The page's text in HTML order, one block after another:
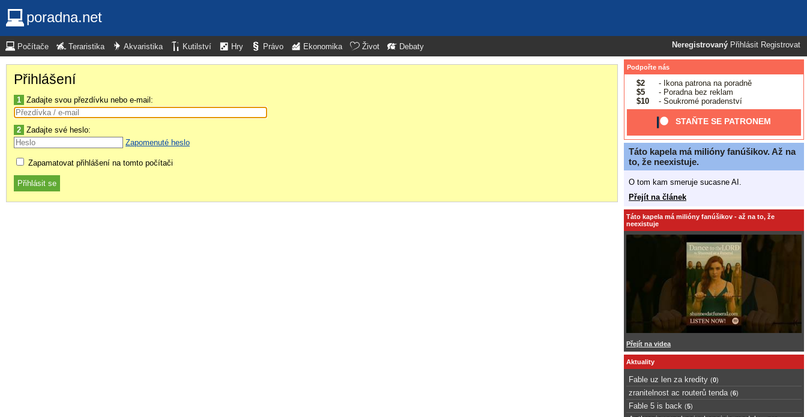
poradna.net
Neregistrovaný Přihlásit Registrovat
Počítače Teraristika Akvaristika Kutilství Hry Právo Ekonomika Život Debaty
Přihlášení
1 Zadajte svou přezdívku nebo e-mail:
2 Zadajte své heslo:
Zapomenuté heslo
Zapamatovat přihlášení na tomto počítači
Podpořte nás
$2
- Ikona patrona na poradně
$5
- Poradna bez reklam
$10
- Soukromé poradenství
STAŇTE SE PATRONEM
Táto kapela má milióny fanúšikov. Až na
to, že neexistuje.
O tom kam smeruje sucasne AI.
Přejít na článek
Táto kapela má milióny fanúšikov - až na to, že
neexistuje
Přejít na videa
Aktuality
Fable uz len za kredity (0)
zranitelnost ac routerů tenda (6)
Fable 5 is back (5)